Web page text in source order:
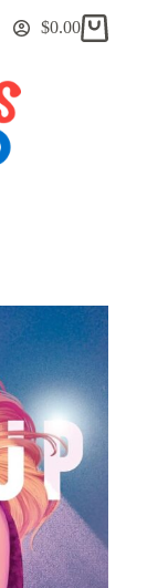
Carro
$0.00